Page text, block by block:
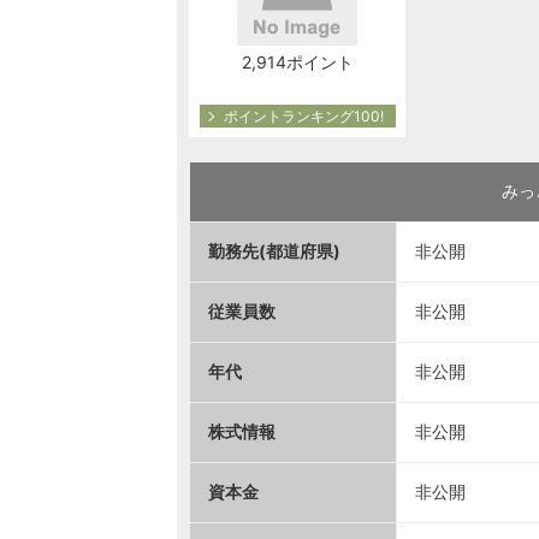
2,914ポイント
ポイントランキング100!
み
勤務先(都道府県) 非公開
従業員数 非公開
年代 非公開
株式情報 非公開
資本金 非公開